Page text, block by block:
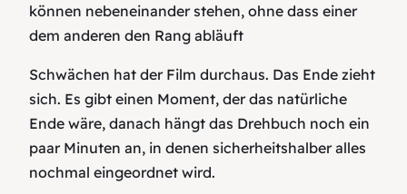
können nebeneinander stehen, ohne dass einer
dem anderen den Rang abläuft
Schwächen hat der Film durchaus. Das Ende zieht
sich. Es gibt einen Moment, der das natürliche
Ende wäre, danach hängt das Drehbuch noch ein
paar Minuten an, in denen sicherheitshalber alles
nochmal eingeordnet wird.